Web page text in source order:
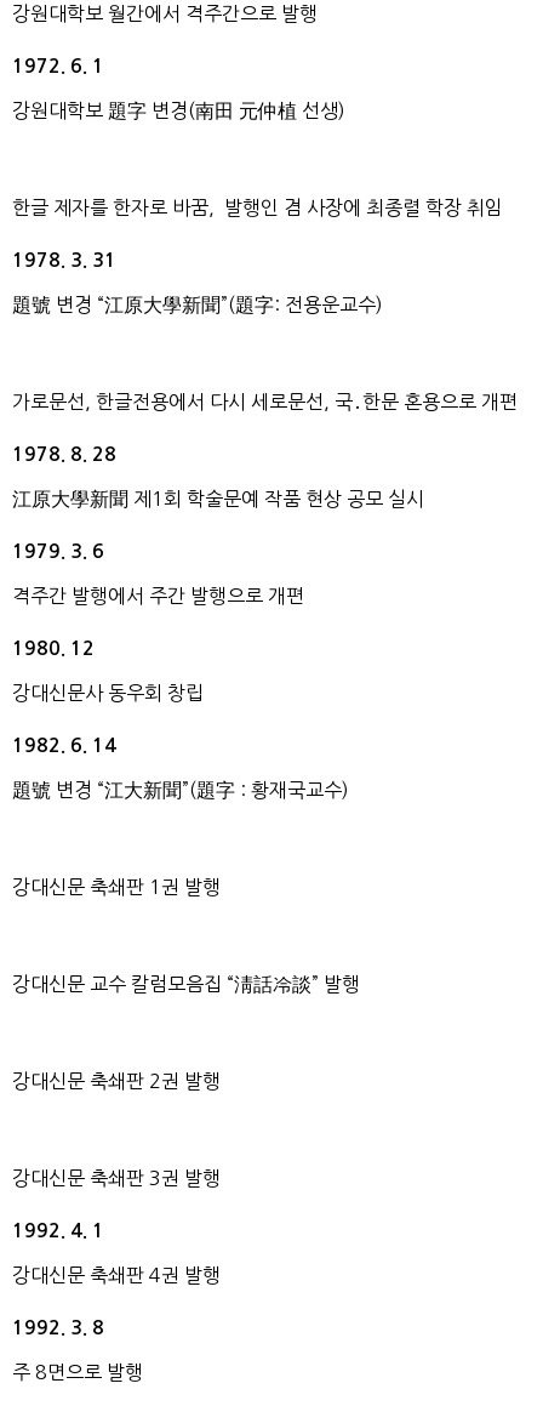
강원대학보 월간에서 격주간으로 발행
1972. 6. 1
강원대학보 題字 변경(南田 元仲植 선생)
한글 제자를 한자로 바꿈, 발행인 겸 사장에 최종렬 학장 취임
1978. 3. 31
題號 변경 “江原大學新聞”(題字: 전용운교수)
가로문선, 한글전용에서 다시 세로문선, 국․한문 혼용으로 개편
1978. 8. 28
江原大學新聞 제1회 학술문예 작품 현상 공모 실시
1979. 3. 6
격주간 발행에서 주간 발행으로 개편
1980. 12
강대신문사 동우회 창립
1982. 6. 14
題號 변경 “江大新聞”(題字 : 황재국교수)
강대신문 축쇄판 1권 발행
강대신문 교수 칼럼모음집 “淸話冷談” 발행
강대신문 축쇄판 2권 발행
강대신문 축쇄판 3권 발행
1992. 4. 1
강대신문 축쇄판 4권 발행
1992. 3. 8
주 8면으로 발행